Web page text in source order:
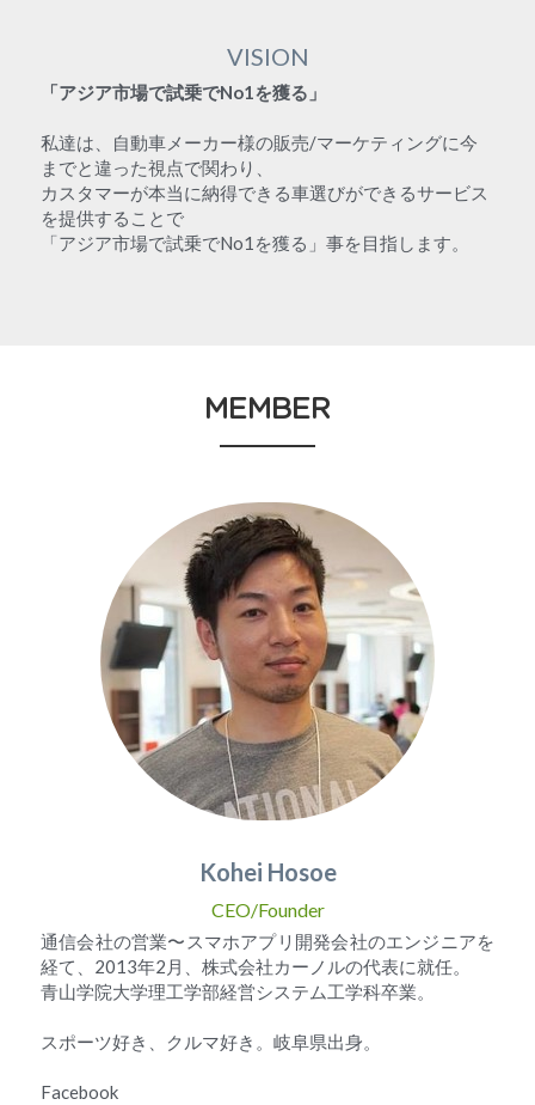
VISION
「アジア市場で試乗でNo1を獲る」
私達は、自動車メーカー様の販売/マーケティングに今
までと違った視点で関わり、
カスタマーが本当に納得できる車選びができるサービス
を提供することで
「アジア市場で試乗でNo1を獲る」事を目指します。
MEMBER
Kohei Hosoe
CEO/Founder
通信会社の営業〜スマホアプリ開発会社のエンジニアを
経て、2013年2月、株式会社カーノルの代表に就任。
青山学院大学理工学部経営システム工学科卒業。
スポーツ好き、クルマ好き。岐阜県出身。
Facebook